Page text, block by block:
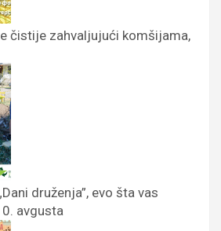
čistije zahvaljujući komšijama,
druženja”, evo šta vas
avgusta